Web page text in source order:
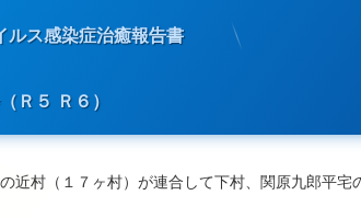
ルス感染症治癒報告書
Ｒ５ Ｒ６）
（１７ヶ村）が連合して下村、関原九郎平宅